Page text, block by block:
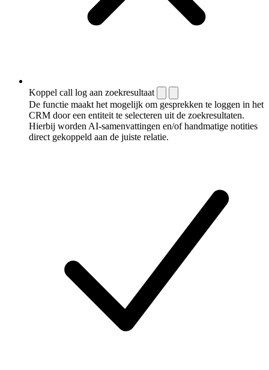
Koppel call log aan zoekresultaat
De functie maakt het mogelijk om gesprekken te loggen in het
CRM door een entiteit te selecteren uit de zoekresultaten.
Hierbij worden AI-samenvattingen en/of handmatige notities
direct gekoppeld aan de juiste relatie.